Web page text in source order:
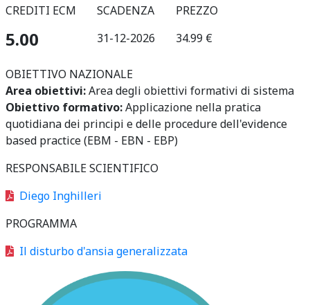
CREDITI ECM
5.00
SCADENZA
31-12-2026
PREZZO
34.99 €
OBIETTIVO NAZIONALE
Area obiettivi:Area degli obiettivi formativi di sistema
Obiettivo formativo:Applicazione nella pratica
quotidiana dei principi e delle procedure dell'evidence
based practice (EBM - EBN - EBP)
RESPONSABILE SCIENTIFICO
Diego Inghilleri
PROGRAMMA
Il disturbo d'ansia generalizzata